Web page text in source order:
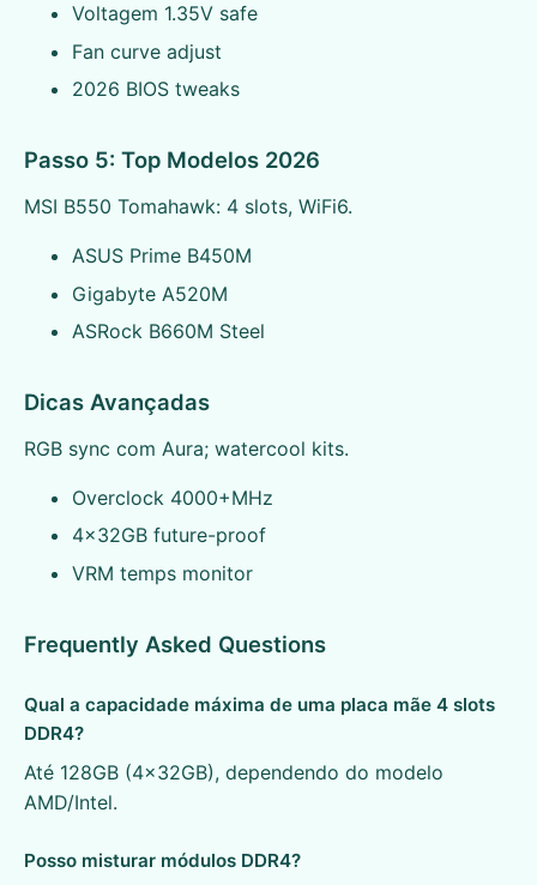
Voltagem 1.35V safe
Fan curve adjust
2026 BIOS tweaks
Passo 5: Top Modelos 2026
MSI B550 Tomahawk: 4 slots, WiFi6.
ASUS Prime B450M
Gigabyte A520M
ASRock B660M Steel
Dicas Avançadas
RGB sync com Aura; watercool kits.
Overclock 4000+MHz
4x32GB future-proof
VRM temps monitor
Frequently Asked Questions
Qual a capacidade máxima de uma placa mãe 4 slots
DDR4?
Até 128GB (4x32GB), dependendo do modelo
AMD/Intel.
Posso misturar módulos DDR4?